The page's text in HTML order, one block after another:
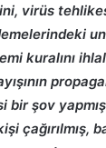
virüs
kuralını
şov
çağırılmış,